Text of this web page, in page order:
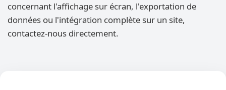
concernant l'affichage sur écran, l'exportation de
données ou l'intégration complète sur un site,
contactez-nous directement.